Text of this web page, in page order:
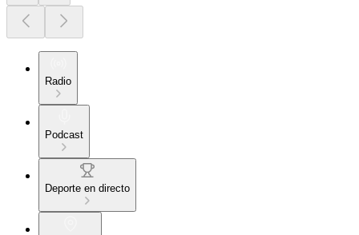
Radio
Podcast
Deporte en directo